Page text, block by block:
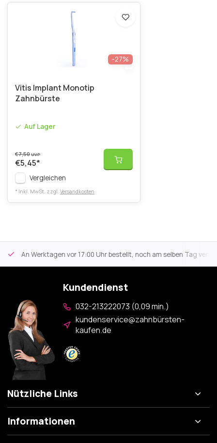
-27%
Vitis Implant Monotip
Zahnbürste
Auf Lager
€7,50UVP
€5,45*
Vergleichen
* Inkl. MwSt. zzgl. Versandkosten
An Werktagen vor 17:00 Uhr bestellt, noch am selben Tag
Kundendienst
032-213222073 (0,09 min.)
kundenservice@zahnbürsten-
kaufen.de
Nützliche Links
Informationen